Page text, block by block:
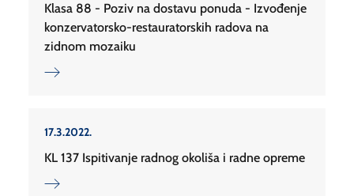
Klasa 88 - Poziv na dostavu ponuda - Izvođenje
konzervatorsko-restauratorskih radova na
zidnom mozaiku
17.3.2022.
KL 137 Ispitivanje radnog okoliša i radne opreme